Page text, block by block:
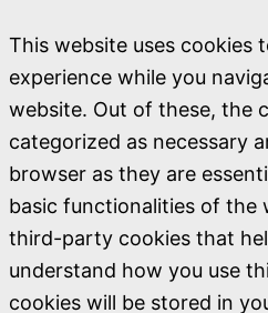
This website uses cookies
experience while you
website. Out of these, the
categorized as necessary
browser as they are
basic functionalities of the
third-party cookies that
understand how you use
cookies will be stored in